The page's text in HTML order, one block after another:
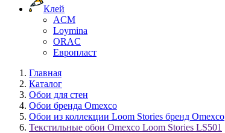
Клей
ACM
Loymina
ORAC
Европласт
Главная
Каталог
Обои для стен
Обои бренда Omexco
Обои из коллекции Loom Stories бренд Omexco
Текстильные обои Omexco Loom Stories LS501